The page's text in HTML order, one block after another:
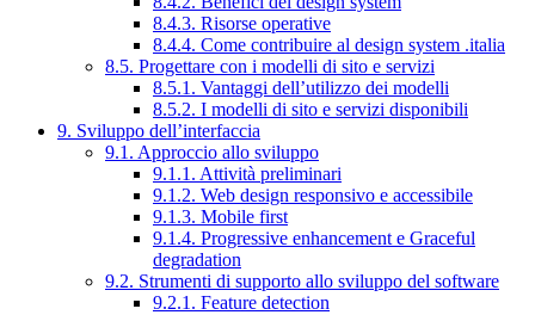
8.4.3. Risorse operative
8.4.4. Come contribuire al design system .italia
8.5. Progettare con i modelli di sito e servizi
8.5.1. Vantaggi dell’utilizzo dei modelli
8.5.2. I modelli di sito e servizi disponibili
9. Sviluppo dell’interfaccia
9.1. Approccio allo sviluppo
9.1.1. Attività preliminari
9.1.2. Web design responsivo e accessibile
9.1.3. Mobile first
9.1.4. Progressive enhancement e Graceful
degradation
9.2. Strumenti di supporto allo sviluppo del software
9.2.1. Feature detection